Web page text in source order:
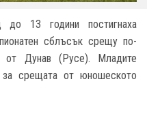
до 13 години постигнаха
сблъсък срещу по-
от Дунав (Русе). Младите
за срещата от юношеското